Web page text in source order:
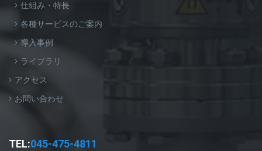
仕組み・特長
各種サービスのご案内
導入事例
ライブラリ
アクセス
お問い合わせ
TEL:045-475-4811